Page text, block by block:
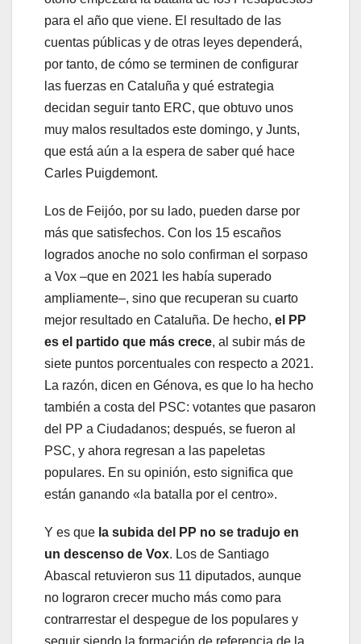
para el año que viene. El resultado de las
cuentas públicas y de otras leyes dependerá,
por tanto, de cómo se terminen de configurar
las fuerzas en Cataluña y qué estrategia
decidan seguir tanto ERC, que obtuvo unos
muy malos resultados este domingo, y Junts,
que está aún a la espera de saber qué hace
Carles Puigdemont.
Los de Feijóo, por su lado, pueden darse por
más que satisfechos. Con los 15 escaños
logrados anoche no solo confirman el sorpaso
a Vox –que en 2021 les había superado
ampliamente–, sino que recuperan su cuarto
mejor resultado en Cataluña. De hecho, el PP
es el partido que más crece, al subir más de
siete puntos porcentuales con respecto a 2021.
La razón, dicen en Génova, es que lo ha hecho
también a costa del PSC: votantes que pasaron
del PP a Ciudadanos; después, se fueron al
PSC, y ahora regresan a las papeletas
populares. En su opinión, esto significa que
están ganando «la batalla por el centro».
Y es que la subida del PP no se tradujo en
un descenso de Vox. Los de Santiago
Abascal retuvieron sus 11 diputados, aunque
no lograron crecer mucho más como para
contrarrestar el despegue de los populares y
seguir siendo la formación de referencia de la